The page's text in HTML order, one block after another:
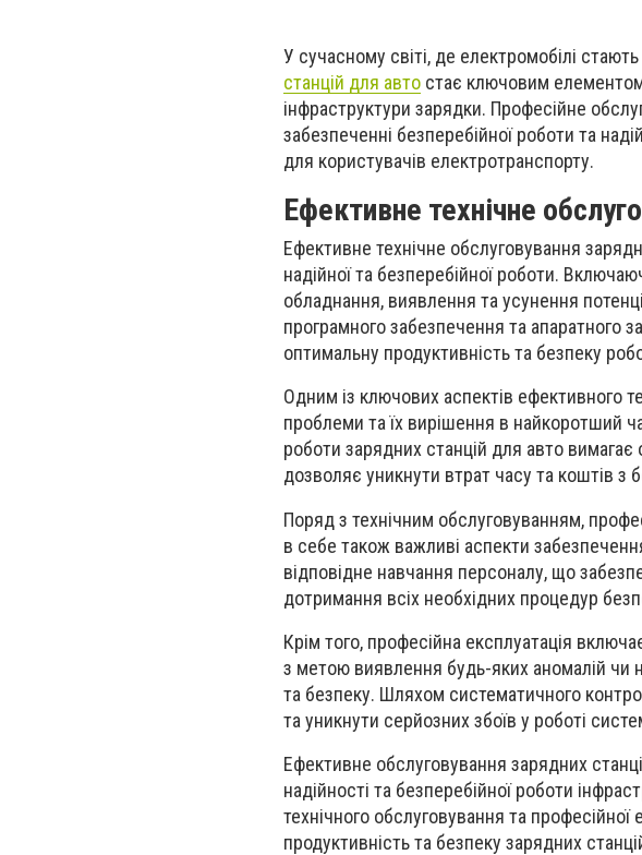
У сучасному світі, де електромобілі
станцій для авто стає ключовим елементом
інфраструктури зарядки. Професійне
забезпеченні безперебійної роботи та
для користувачів електротранспорту.
Ефективне технічне
Ефективне технічне обслуговування
надійної та безперебійної роботи.
обладнання, виявлення та усунення
програмного забезпечення та апаратного
оптимальну продуктивність та безпеку
Одним із ключових аспектів ефективного
проблеми та їх вирішення в найкоротший
роботи зарядних станцій для авто
дозволяє уникнути втрат часу та коштів з
Поряд з технічним обслуговуванням,
в себе також важливі аспекти
відповідне навчання персоналу, що
дотримання всіх необхідних процедур
Крім того, професійна експлуатація
з метою виявлення будь-яких аномалій чи
та безпеку. Шляхом систематичного
та уникнути серйозних збоїв у роботі
Ефективне обслуговування зарядних
надійності та безперебійної роботи
технічного обслуговування та
продуктивність та безпеку зарядних